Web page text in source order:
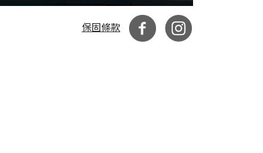
保固條款